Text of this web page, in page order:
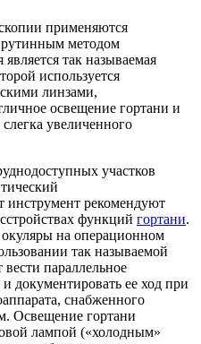
применяются
методом
так называемая
используется
линзами,
освещение гортани и
увеличенного
участков
инструмент рекомендуют
функций гортани.
на операционном
так называемой
параллельное
документировать ее ход при
снабженного
Освещение гортани
лампой («холодным»